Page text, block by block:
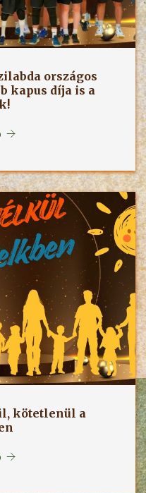
országos
kapus díja is a
kötetlenül a